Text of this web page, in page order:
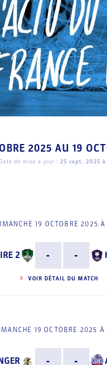
2025 AU 19
Date de mise à jour : 25 sept. 2025 à
19 OCTOBRE 2025 À
2 - -
VOIR DÉTAIL DU MATCH
19 OCTOBRE 2025
- -